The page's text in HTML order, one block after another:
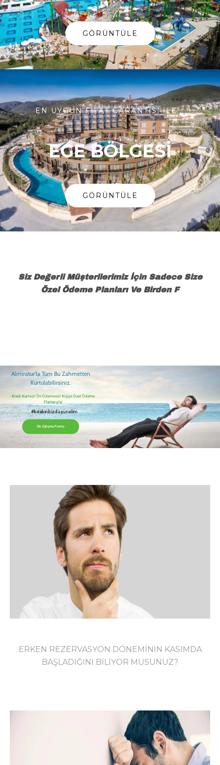
GÖRÜNTÜLE
EN UYGUN FİYAT GARANTİSİ İLE...
EGE BÖLGESİ
GÖRÜNTÜLE
Siz Değerli Müşterilerimiz İçin Sadece Size
Özel Ödeme Planları Ve Birden Fazla Ödeme
Almiratur’la Tüm Bu Zahmetten
Kurtulabilirsiniz.
#bırakınbizdüşünelim
Kredi Kartsız! Ön Ödemesiz! Kişiye Özel Ödeme
Planlarıyla!
ERKEN REZERVASYON DÖNEMİNİN KASIMDA